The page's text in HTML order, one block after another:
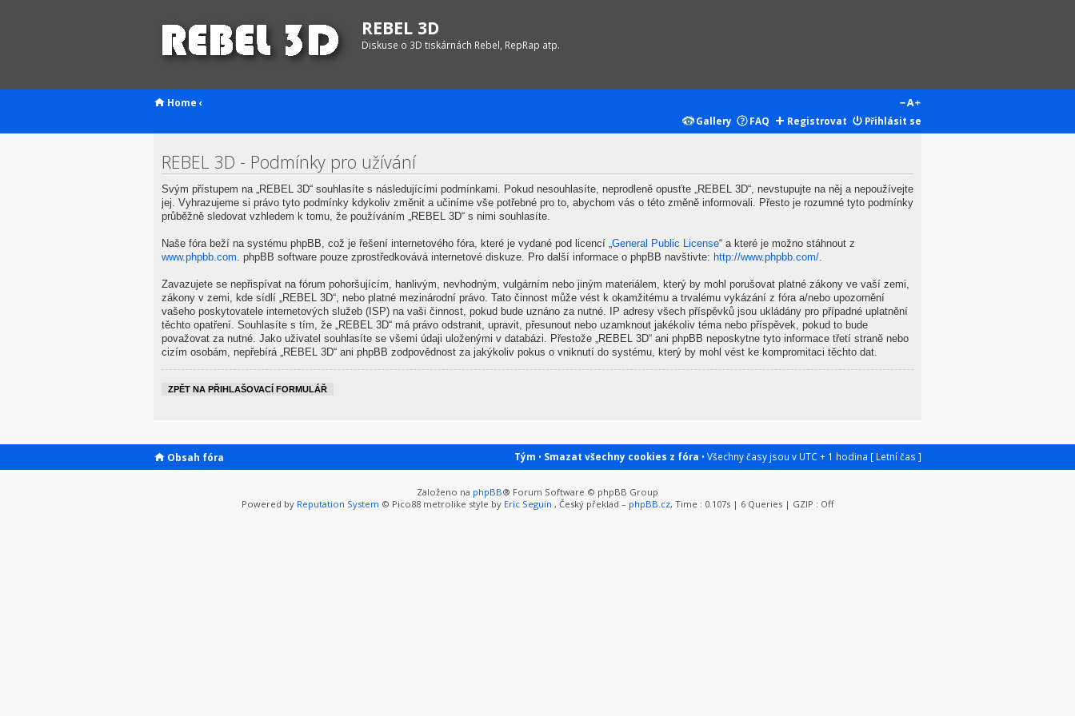
REBEL 3D
Diskuse o 3D tiskárnách Rebel, RepRap atp.
Home ‹
Gallery
FAQ Registrovat Přihlásit se
REBEL 3D - Podmínky pro užívání
Svým přístupem na „REBEL 3D“ souhlasíte s následujícími podmínkami. Pokud nesouhlasíte, neprodleně opusťte „REBEL 3D“, nevstupujte na něj a nepoužívejte
jej. Vyhrazujeme si právo tyto podmínky kdykoliv změnit a učiníme vše potřebné pro to, abychom vás o této změně informovali. Přesto je rozumné tyto podmínky
průběžně sledovat vzhledem k tomu, že používáním „REBEL 3D“ s nimi souhlasíte.
Naše fóra beží na systému phpBB, což je řešení internetového fóra, které je vydané pod licencí „General Public License“ a které je možno stáhnout z
www.phpbb.com. phpBB software pouze zprostředkovává internetové diskuze. Pro další informace o phpBB navštivte: http://www.phpbb.com/.
Zavazujete se nepřispívat na fórum pohoršujícím, hanlivým, nevhodným, vulgárním nebo jiným materiálem, který by mohl porušovat platné zákony ve vaší zemi,
zákony v zemi, kde sídlí „REBEL 3D“, nebo platné mezinárodní právo. Tato činnost může vést k okamžitému a trvalému vykázání z fóra a/nebo upozornění
vašeho poskytovatele internetových služeb (ISP) na vaši činnost, pokud bude uznáno za nutné. IP adresy všech příspěvků jsou ukládány pro případné uplatnění
těchto opatření. Souhlasíte s tím, že „REBEL 3D“ má právo odstranit, upravit, přesunout nebo uzamknout jakékoliv téma nebo příspěvek, pokud to bude
považovat za nutné. Jako uživatel souhlasíte se všemi údaji uloženými v databázi. Přestože „REBEL 3D“ ani phpBB neposkytne tyto informace třetí straně nebo
cizím osobám, nepřebírá „REBEL 3D“ ani phpBB zodpovědnost za jakýkoliv pokus o vniknutí do systému, který by mohl vést ke kompromitaci těchto dat.
ZPĚT NA PŘIHLAŠOVACÍ FORMULÁŘ
Obsah fóra Tým • Smazat všechny cookies z fóra • Všechny časy jsou v UTC + 1 hodina [ Letní čas ]
Založeno na phpBB® Forum Software © phpBB Group
Powered by Reputation System © Pico88 metrolike style by Eric Seguin , Český překlad – phpBB.cz, Time : 0.107s | 6 Queries | GZIP : Off